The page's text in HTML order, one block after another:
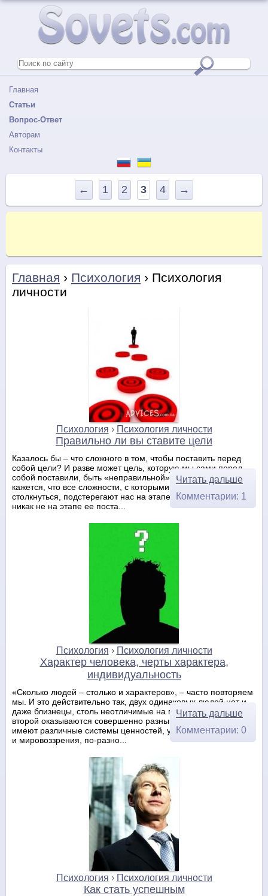
Главная
Статьи
Вопрос-Ответ
Авторам
Контакты
← 1 2 3 4 →
Главная › Психология › Психология
личности
Психология › Психология личности
Правильно ли вы ставите цели
Казалось бы – что сложного в том, чтобы поставить перед
собой цели? И разве может цель, которую мы сами перед
собой поставили, быть «неправильной»? На первый взгляд
кажется, что все сложности, с которыми мы можем
столкнуться, подстерегают нас на этапе достижения цели, но
никак не на этапе ее поста...
Читать дальше
Комментарии: 1
Психология › Психология личности
Характер человека, черты характера,
индивидуальность
«Сколько людей – столько и характеров», – часто повторяем
мы. И это действительно так, двух одинаковых людей нет и
даже близнецы, столь неотличимые на первый взгляд, на
второй оказываются совершенно разными людьми. Люди
имеют различные системы ценностей, увлечения, принципы
и мировоззрения, по-разно...
Читать дальше
Комментарии: 0
Психология › Психология личности
Как стать успешным